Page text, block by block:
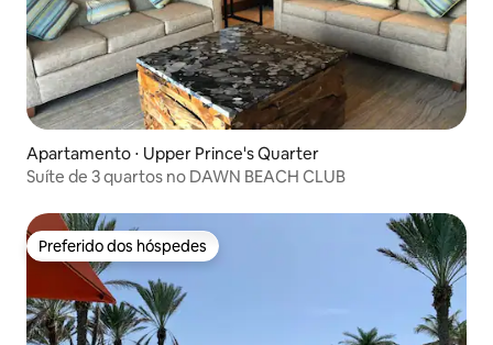
Apartamento ⋅ Upper Prince's Quarter
Suíte de 3 quartos no DAWN BEACH CLUB
Preferido dos hóspedes
Preferido dos hóspedes